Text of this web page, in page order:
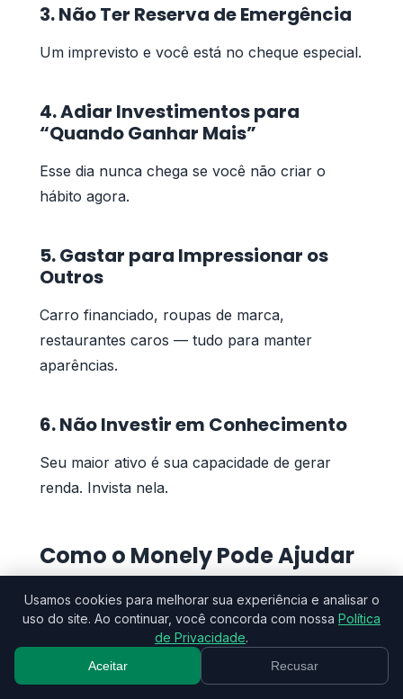
3. Não Ter Reserva de Emergência
Um imprevisto e você está no cheque especial.
4. Adiar Investimentos para
“Quando Ganhar Mais”
Esse dia nunca chega se você não criar o
hábito agora.
5. Gastar para Impressionar os
Outros
Carro financiado, roupas de marca,
restaurantes caros — tudo para manter
aparências.
6. Não Investir em Conhecimento
Seu maior ativo é sua capacidade de gerar
renda. Invista nela.
Como o Monely Pode Ajudar
O Monely foi criado para simplificar o controle
financeiro, especialmente para quem está
começando. Veja como ele pode te ajudar no
primeiro emprego:
Usamos cookies para melhorar sua experiência e analisar o
uso do site. Ao continuar, você concorda com nossa Política
de Privacidade.
Aceitar Recusar